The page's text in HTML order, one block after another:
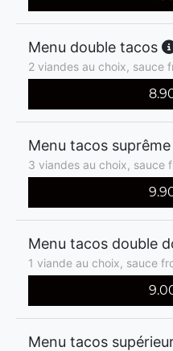
Menu double tacos
2 viandes au choix, sauce
Menu tacos suprême
3 viandes au choix, sauce
Menu tacos double
1 viande au choix, sauce
Menu tacos